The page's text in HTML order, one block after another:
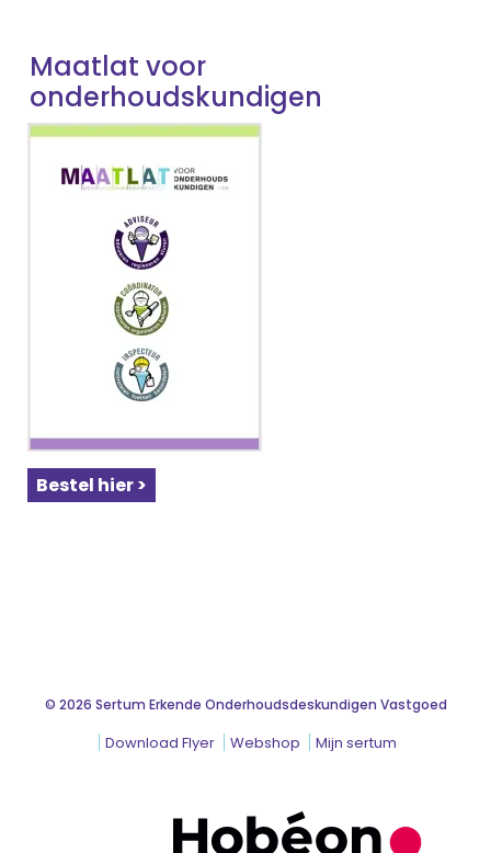
Maatlat voor
onderhoudskundigen
Bestel hier >
© 2026 Sertum Erkende Onderhoudsdeskundigen Vastgoed
Download Flyer Webshop Mijn sertum